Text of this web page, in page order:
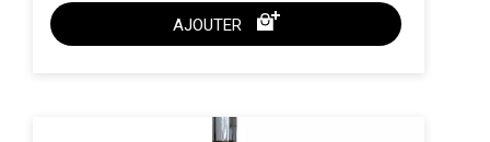
AJOUTER
ACHAT EXPRESS